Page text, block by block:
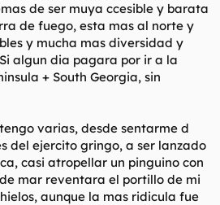
de ser muya ccesible y barata
de fuego, esta mas al norte y
y mucha mas diversidad y
algun dia pagara por ir a la
+ South Georgia, sin
varias, desde sentarme d
del ejercito gringo, a ser lanzado
casi atropellar un pinguino con
mar reventara el portillo de mi
aunque la mas ridicula fue